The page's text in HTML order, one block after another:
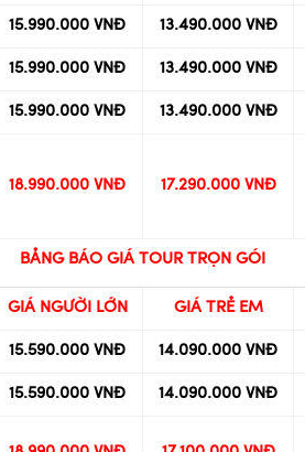
15.590.000 VNĐ 13.490.000 VNĐ
15.990.000 VNĐ 13.490.000 VNĐ
15.990.000 VNĐ 13.490.000 VNĐ
BẢNG BÁO GIÁ TOUR TRỌN GÓI
GIÁ NGƯỜI LỚN GIÁ TRẺ EM
15.590.000 VNĐ 14.090.000 VNĐ